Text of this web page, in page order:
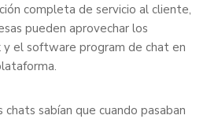
completa de servicio al cliente,
pueden aprovechar los
y el software program de chat en
sabían que cuando pasaban